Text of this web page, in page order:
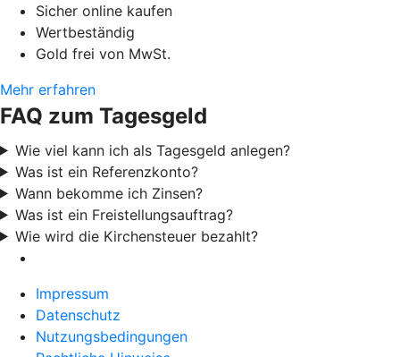
Sicher online kaufen
Wertbeständig
Gold frei von MwSt.
Mehr erfahren
FAQ zum Tagesgeld
Wie viel kann ich als Tagesgeld anlegen?
Was ist ein Referenzkonto?
Wann bekomme ich Zinsen?
Was ist ein Freistellungsauftrag?
Wie wird die Kirchensteuer bezahlt?
Impressum
Datenschutz
Nutzungsbedingungen